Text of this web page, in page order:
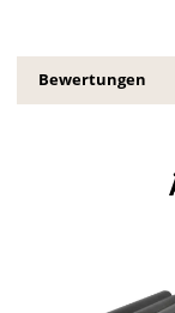
Bewertungen